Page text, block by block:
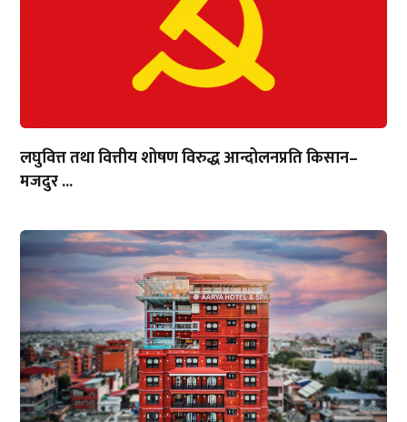
लघुवित्त तथा वित्तीय शोषण विरुद्ध आन्दोलनप्रति किसान–
मजदुर ...